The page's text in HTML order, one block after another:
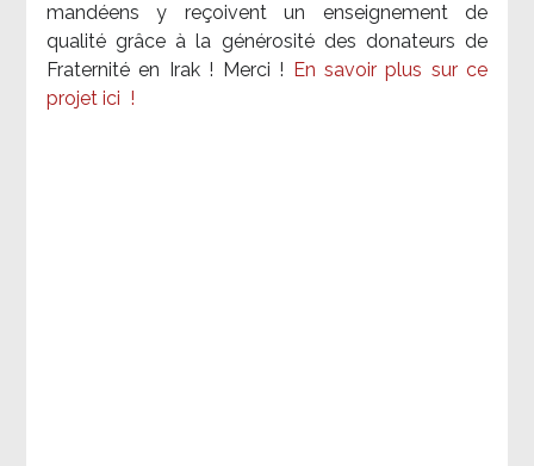
mandéens y reçoivent un enseignement de
qualité grâce à la générosité des donateurs de
Fraternité en Irak ! Merci !
En savoir plus sur ce
projet ici !